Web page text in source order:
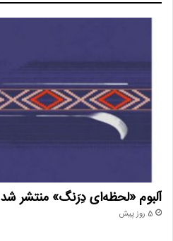
آلبوم «لحظه‌ای دِرَنگ» منتشر شد
5 روز پیش